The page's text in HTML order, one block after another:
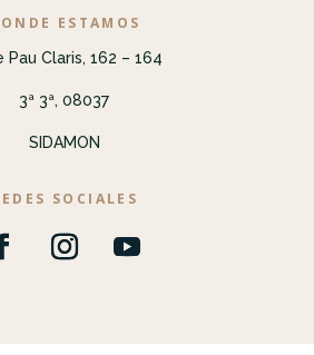
ESTAMOS
Pau Claris, 162 – 164
3ª 3ª, 08037
SIDAMON
SOCIALES